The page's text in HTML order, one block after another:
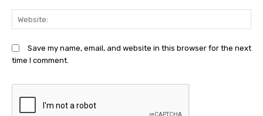
Save my name, email, and website in this browser for the next
time I comment.